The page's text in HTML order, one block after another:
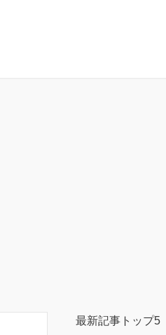
最新記事トップ5